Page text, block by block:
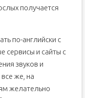
получается
по-английски с
сервисы и сайты с
звуков и
же, на
желательно